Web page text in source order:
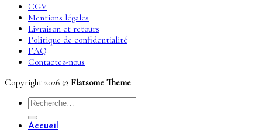
CGV
Mentions légales
Livraison et retours
Politique de confidentialité
FAQ
Contactez-nous
Copyright 2026 © Flatsome Theme
Recherche
pour :
Accueil